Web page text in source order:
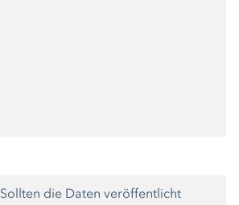
Sollten die Daten veröffentlicht